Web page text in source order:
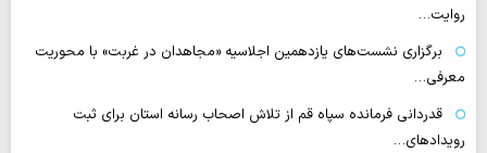
روایت…
برگزاری نشست‌های یازدهمین اجلاسیه «مجاهدان در غربت» با محوریت
معرفی…
قدردانی فرمانده سپاه قم از تلاش اصحاب رسانه استان برای ثبت
رویدادهای…